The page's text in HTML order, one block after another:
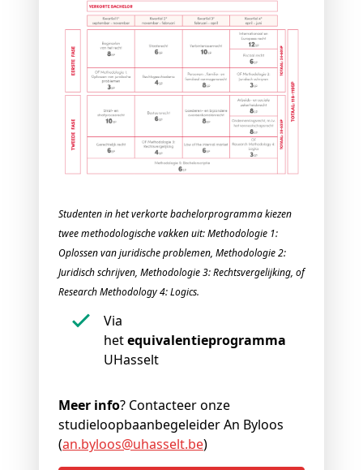
Studenten in het verkorte bachelorprogramma kiezen
twee methodologische vakken uit: Methodologie 1:
Oplossen van juridische problemen, Methodologie 2:
Juridisch schrijven, Methodologie 3: Rechtsvergelijking, of
Research Methodology 4: Logics.
Via
hetequivalentieprogramma
UHasselt
Meer info? Contacteer onze
studieloopbaanbegeleider An Byloos
(an.byloos@uhasselt.be)